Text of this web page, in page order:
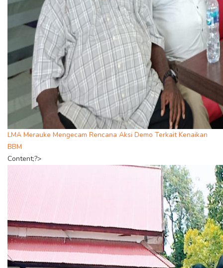
LMA Merauke Mengecam Rencana Aksi Demo Terkait Kenaikan
BBM
Content;?>